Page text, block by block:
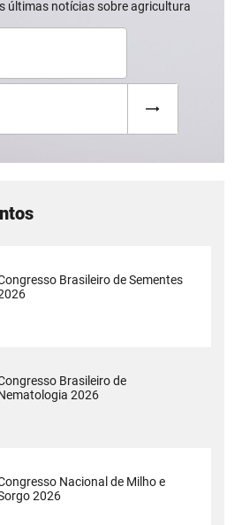
últimas notícias sobre agricultura
Brasileiro de Sementes
Brasileiro de
2026
Nacional de Milho e
2026